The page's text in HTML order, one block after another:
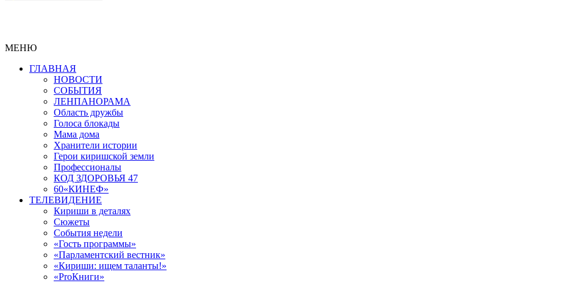
МЕНЮ
ГЛАВНАЯ
НОВОСТИ
СОБЫТИЯ
ЛЕНПАНОРАМА
Область дружбы
Голоса блокады
Мама дома
Хранители истории
Герои киришской земли
Профессионалы
КОД ЗДОРОВЬЯ 47
60«КИНЕФ»
ТЕЛЕВИДЕНИЕ
Кириши в деталях
Сюжеты
События недели
«Гость программы»
«Парламентский вестник»
«Кириши: ищем таланты!»
«ProКниги»